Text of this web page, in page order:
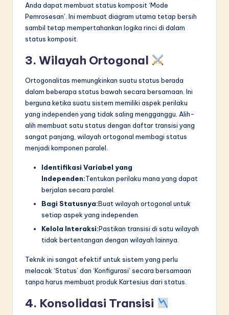
Anda dapat membuat status komposit ‘Mode
Pemrosesan’. Ini membuat diagram utama tetap bersih
sambil tetap mempertahankan logika rinci di dalam
status komposit.
3. Wilayah Ortogonal
Ortogonalitas memungkinkan suatu status berada
dalam beberapa status bawah secara bersamaan. Ini
berguna ketika suatu sistem memiliki aspek perilaku
yang independen yang tidak saling mengganggu. Alih-
alih membuat satu status dengan daftar transisi yang
sangat panjang, wilayah ortogonal membagi status
menjadi komponen paralel.
Identifikasi Variabel yang
Independen:Tentukan perilaku mana yang dapat
berjalan secara paralel.
Bagi Statusnya:Buat wilayah ortogonal untuk
setiap aspek yang independen.
Kelola Interaksi:Pastikan transisi di satu wilayah
tidak bertentangan dengan wilayah lainnya.
Teknik ini sangat efektif untuk sistem yang perlu
melacak ‘Status’ dan ‘Konfigurasi’ secara bersamaan
tanpa harus membuat produk Kartesius dari status.
4. Konsolidasi Transisi